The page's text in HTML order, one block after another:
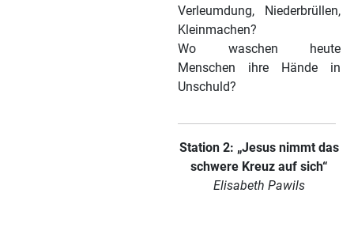
Verleumdung, Niederbrüllen,
Kleinmachen?
Wo waschen heute
Menschen ihre Hände in
Unschuld?
Station 2: „Jesus nimmt das
schwere Kreuz auf sich“
Elisabeth Pawils